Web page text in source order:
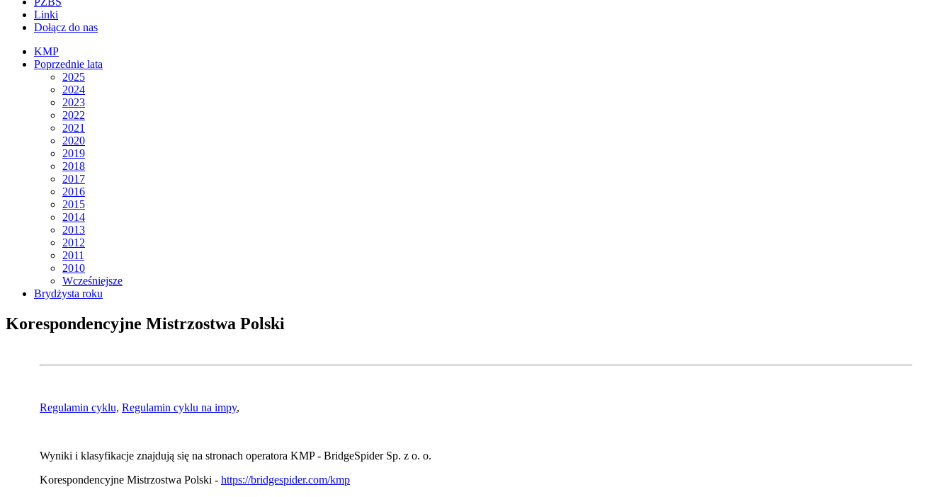
Linki
Dołącz do nas
KMP
Poprzednie lata
2025
2024
2023
2022
2021
2020
2019
2018
2017
2016
2015
2014
2013
2012
2011
2010
Wcześniejsze
Brydżysta roku
Korespondencyjne Mistrzostwa Polski
Regulamin cyklu, Regulamin cyklu na impy,
Wyniki i klasyfikacje znajdują się na stronach operatora KMP - BridgeSpider Sp. z o. o.
Korespondencyjne Mistrzostwa Polski - https://bridgespider.com/kmp